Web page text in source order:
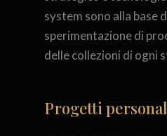
system sono alla base
sperimentazione di
delle collezioni di ogni
Progetti